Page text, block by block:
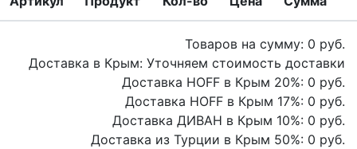
Товаров на сумму: 0 руб.
Доставка в Крым: Уточняем стоимость доставки
Доставка HOFF в Крым 20%: 0 руб.
Доставка HOFF в Крым 17%: 0 руб.
Доставка ДИВАН в Крым 10%: 0 руб.
Доставка из Турции в Крым 50%: 0 руб.